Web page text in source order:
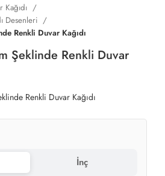
Kağıdı
Desenleri
Renkli Duvar Kağıdı
Şeklinde Renkli Duvar
İnç